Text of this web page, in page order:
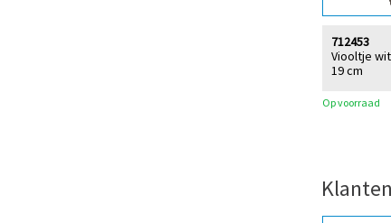
Viooltje
19 cm
712453
Op voorraad